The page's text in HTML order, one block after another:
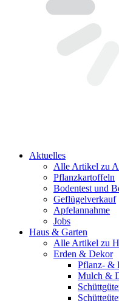
Aktuelles
Alle Artikel zu
Pflanzkartoffeln
Bodentest und
Geflügelverkauf
Apfelannahme
Jobs
Haus & Garten
Alle Artikel zu
Erden & Dekor
Pflanz- &
Mulch &